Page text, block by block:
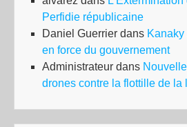
Perfidie républicaine
Daniel Guerrier dans
en force du gouvernement
Administrateur dans
drones contre la flottille de la